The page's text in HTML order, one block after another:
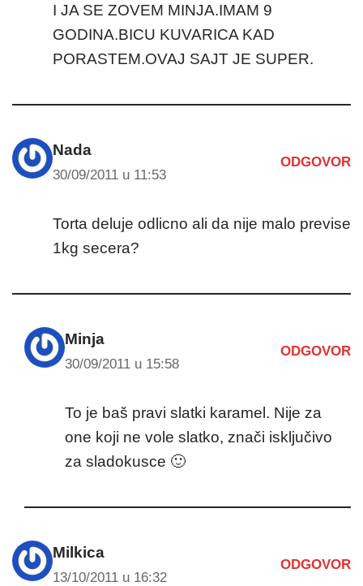
I JA SE ZOVEM MINJA.IMAM 9
GODINA.BICU KUVARICA KAD
PORASTEM.OVAJ SAJT JE SUPER.
Nada
30/09/2011 u 11:53
ODGOVOR
Torta deluje odlicno ali da nije malo previse
1kg secera?
Minja
30/09/2011 u 15:58
ODGOVOR
To je baš pravi slatki karamel. Nije za
one koji ne vole slatko, znači isključivo
za sladokusce 🙂
Milkica
13/10/2011 u 16:32
ODGOVOR